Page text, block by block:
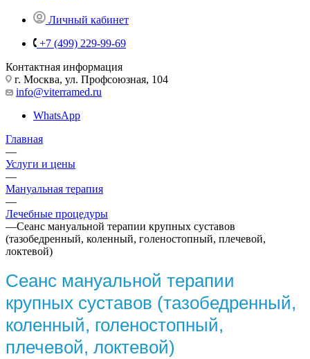
Личный кабинет
+7 (499) 229-99-69
Контактная информация
г. Москва, ул. Профсоюзная, 104
info@viterramed.ru
WhatsApp
Главная
—
Услуги и цены
—
Мануальная терапия
—
Лечебные процедуры
—Сеанс мануальной терапии крупных суставов
(тазобедренный, коленный, голеностопный, плечевой,
локтевой)
Сеанс мануальной терапии
крупных суставов (тазобедренный,
коленный, голеностопный,
плечевой, локтевой)